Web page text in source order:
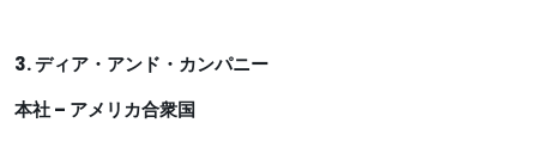
3. ディア・アンド・カンパニー
本社 – アメリカ合衆国